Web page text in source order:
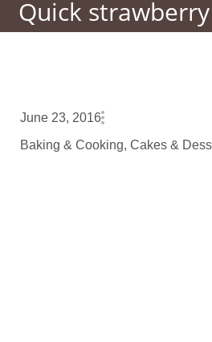
Quick
June 23, 2016
Baking & Cooking, Cakes &